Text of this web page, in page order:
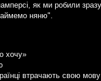
як ми робили
няню".
хочу»
втрачають свою